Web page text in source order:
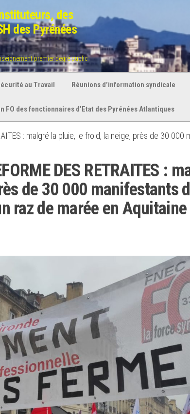
des
des Pyrénées
premier degré public
au Travail Réunions d’information syndicale
FO des fonctionnaires d’Etat des Pyrénées Atlantiques
: malgré la pluie, le froid, la neige, près de 30
DES RETRAITES :
de 30 000 manifestants
raz de marée en